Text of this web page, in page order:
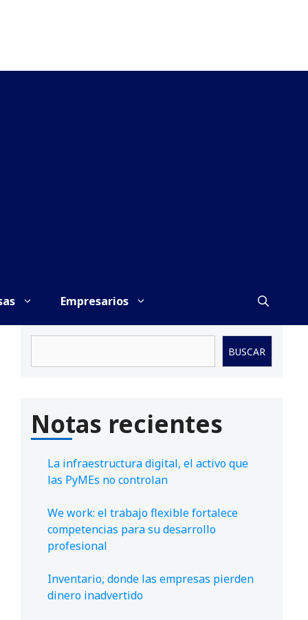
Empresarios
BUSCAR
Notas recientes
La infraestructura digital, el activo que
las PyMEs no controlan
We work: el trabajo flexible fortalece
competencias para su desarrollo
profesional
Inventario, donde las empresas pierden
dinero inadvertido